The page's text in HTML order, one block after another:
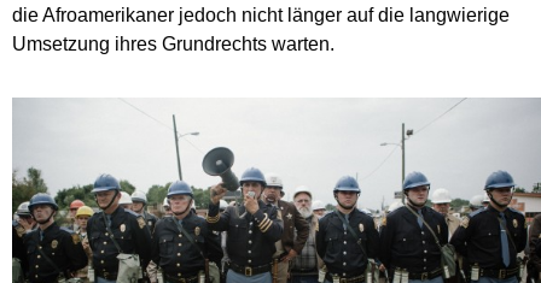
die Afroamerikaner jedoch nicht länger auf die langwierige
Umsetzung ihres Grundrechts warten.